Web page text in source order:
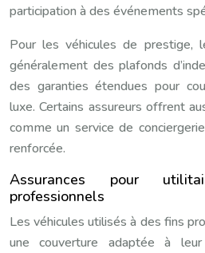
participation à des événements
Pour les véhicules de prestige,
généralement des plafonds
des garanties étendues pour
luxe. Certains assureurs offrent
comme un service de
renforcée.
Assurances pour
professionnels
Les véhicules utilisés à des fins
une couverture adaptée à leur